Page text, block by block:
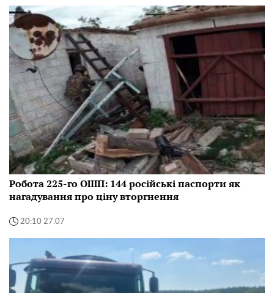
Робота 225-го ОШП: 144 російські паспорти як
нагадування про ціну вторгнення
20:10 27.07